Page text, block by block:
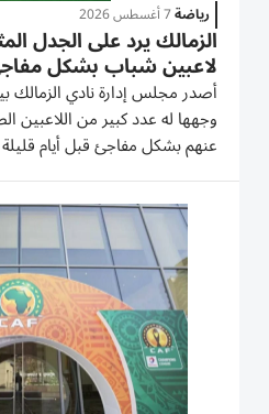
رياضة7 أغسطس 2026
الزمالك يرد على الجدل
لاعبين شباب بشكل
أصدر مجلس إدارة نادي الزمالك
وجهها له عدد كبير من اللاعبين
عنهم بشكل مفاجئ قبل أيام
المصري يوم 21
مجلس إدارة نادي الزمالك،أن